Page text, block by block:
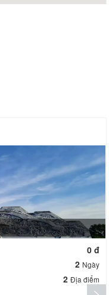
0 đ
2 Ngày
2 Địa điểm